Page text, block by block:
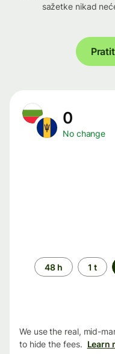
sažetke nikad
0
No change
Time
period
48 h 1 t
We use the real, mid-
to hide the fees. Learn